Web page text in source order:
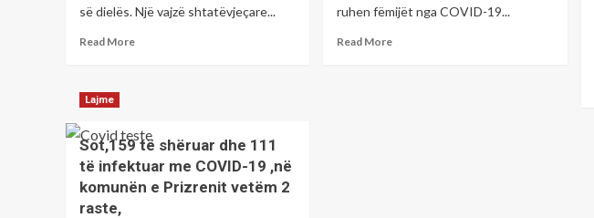
e
aty
përgadituar.
Shkruan:Ruzhdi
Gashi
avokat,
kërkesave
sugjerimeve
së dielës. Një vajzë shtatëvjeçare...
Read MoreRead
në
Skenderaj,
jetën
ruhen fëmijët nga COVID-19...
Read MoreRead
Lajme
Sot,159 të shëruar dhe 111
të infektuar me COVID-19 ,në
komunën e Prizrenit vetëm 2
raste,